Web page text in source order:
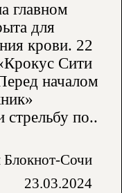
главном
для
крови. 22
Сити
началом
по..
Сочи
23.03.2024